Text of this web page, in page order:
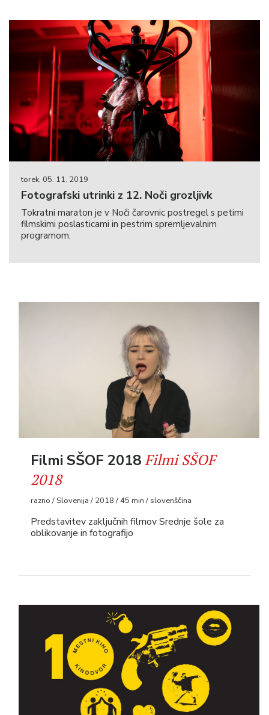
torek, 05. 11. 2019
Fotografski utrinki z 12. Noči grozljivk
Tokratni maraton je v Noči čarovnic postregel s petimi
filmskimi poslasticami in pestrim spremljevalnim
programom.
Filmi SŠOF 2018Filmi SŠOF
2018
razno / Slovenija / 2018 / 45 min / slovenščina
Predstavitev zaključnih filmov Srednje šole za
oblikovanje in fotografijo